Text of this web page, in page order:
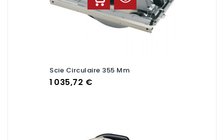
Scie Circulaire 355 Mm
Prix
1 035,72 €